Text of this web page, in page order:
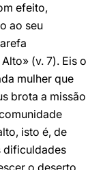
efeito,
ao seu
(v. 7). Eis o
mulher que
brota a missão
isto é, de
dificuldades
o deserto.